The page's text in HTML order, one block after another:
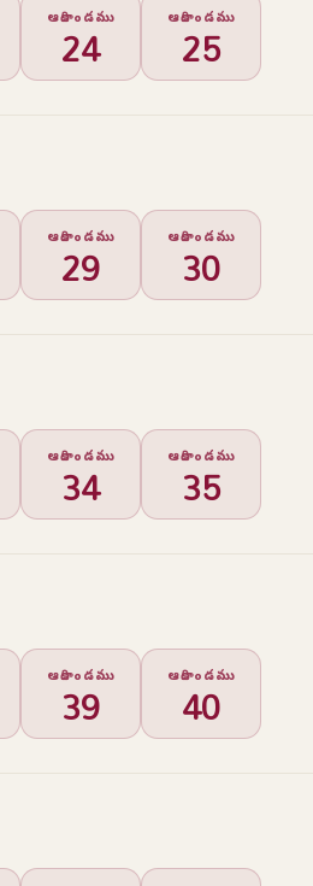
ఆదికాండము
24 ఆదికాండము
25
ఆదికాండము
29 ఆదికాండము
30
ఆదికాండము
34 ఆదికాండము
35
ఆదికాండము
39 ఆదికాండము
40